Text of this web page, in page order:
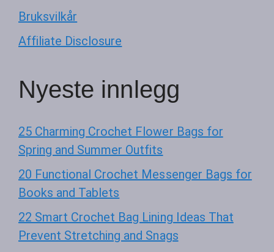
Bruksvilkår
Affiliate Disclosure
Nyeste innlegg
25 Charming Crochet Flower Bags for
Spring and Summer Outfits
20 Functional Crochet Messenger Bags for
Books and Tablets
22 Smart Crochet Bag Lining Ideas That
Prevent Stretching and Snags